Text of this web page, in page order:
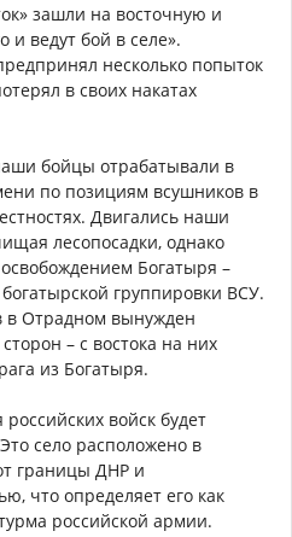
зашли на восточную и
ведут бой в селе».
несколько попыток
в своих накатах
бойцы отрабатывали в
по позициям всушников в
Двигались наши
лесопосадки, однако
Богатыря –
группировки ВСУ.
в Отрадном вынужден
– с востока на них
из Богатыря.
войск будет
село расположено в
границы ДНР и
что определяет его как
российской армии.